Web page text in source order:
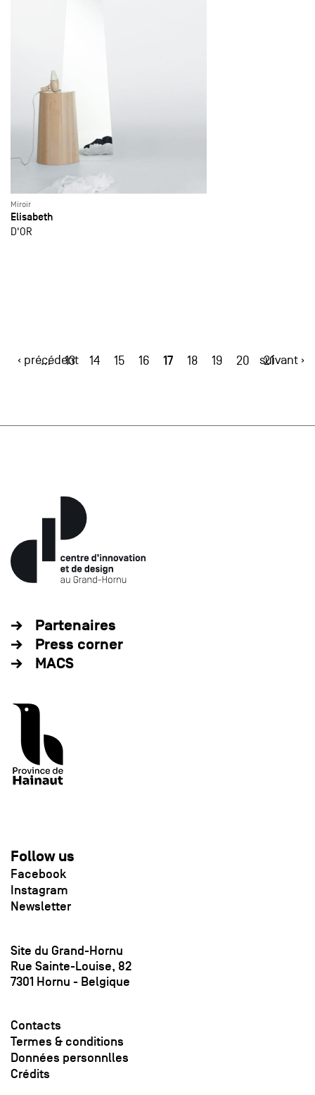
Miroir
Elisabeth
D'OR
‹ précédent
… 13 14 15 16 17 18 19 20 21
suivant ›
Partenaires
Press corner
MACS
Follow us
Facebook
Instagram
Newsletter
Site du Grand-Hornu
Rue Sainte-Louise, 82
7301 Hornu - Belgique
Contacts
Termes & conditions
Données personnlles
Crédits